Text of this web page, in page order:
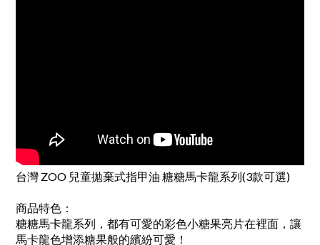
台灣 ZOO 兒童拋棄式指甲油 糖糖馬卡龍系列(3款可選)
商品特色：
糖糖馬卡龍系列，都有可愛的彩色小糖果亮片在裡面，讓
馬卡龍色增添糖果般的繽紛可愛！